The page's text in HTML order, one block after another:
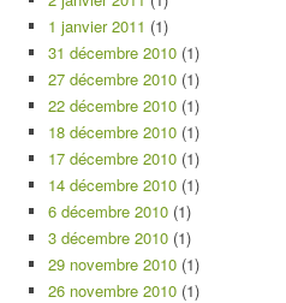
1 janvier 2011 (1)
31 décembre 2010 (1)
27 décembre 2010 (1)
22 décembre 2010 (1)
18 décembre 2010 (1)
17 décembre 2010 (1)
14 décembre 2010 (1)
6 décembre 2010 (1)
3 décembre 2010 (1)
29 novembre 2010 (1)
26 novembre 2010 (1)